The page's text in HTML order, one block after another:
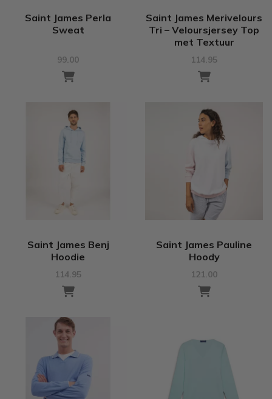
Saint James Perla
Sweat
99.00
Saint James Merivelours
Tri – Veloursjersey Top
met Textuur
114.95
Saint James Benj
Hoodie
114.95
Saint James Pauline
Hoody
121.00